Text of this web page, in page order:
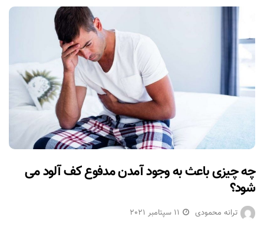
چه چیزی باعث به وجود آمدن مدفوع کف آلود می
شود؟
ترانه محمودی 11 سپتامبر 2021